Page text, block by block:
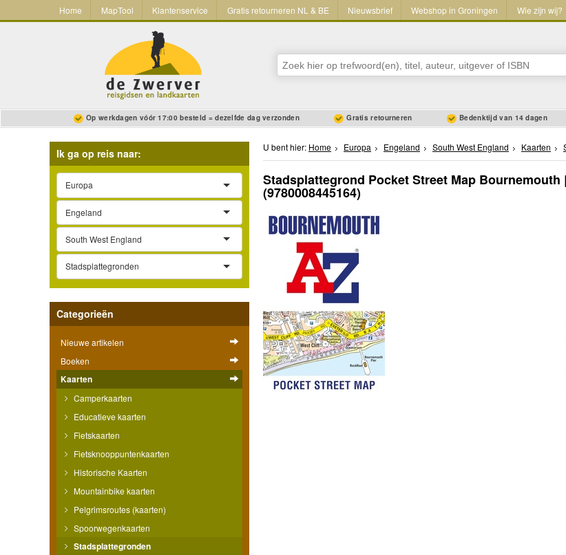
Home MapTool Klantenservice Gratis retourneren NL & BE Nieuwsbrief Webshop in Groningen Wie zijn wij?
Op werkdagen vóór 17:00 besteld = dezelfde dag verzonden Gratis retourneren Bedenktijd van 14 dagen
Ik ga op reis naar:
Europa
Engeland
South West England
Stadsplattegronden
Categorieën
Nieuwe artikelen
Boeken
Kaarten
Camperkaarten
Educatieve kaarten
Fietskaarten
Fietsknooppuntenkaarten
Historische Kaarten
Mountainbike kaarten
Pelgrimsroutes (kaarten)
Spoorwegenkaarten
Stadsplattegronden
U bent hier: Home Europa Engeland South West England Kaarten
Stadsplattegrond Pocket Street Map Bournemouth
(9780008445164)